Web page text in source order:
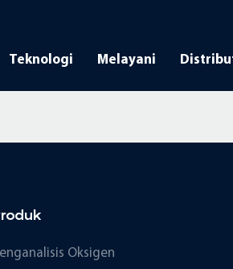
Teknologi Melayani
Oksigen